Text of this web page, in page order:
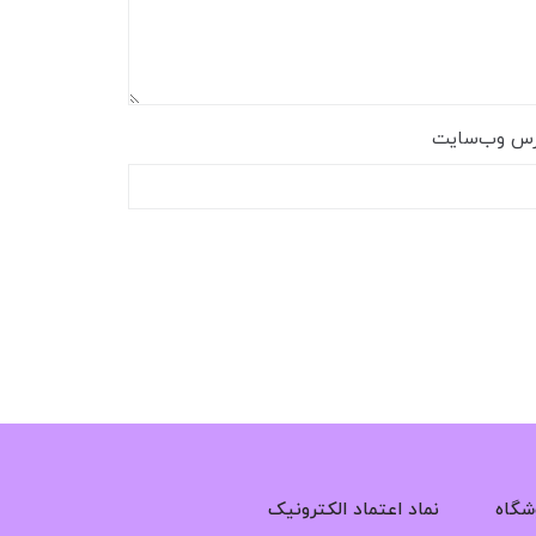
وب‌سایت
نماد اعتماد الکترونیک